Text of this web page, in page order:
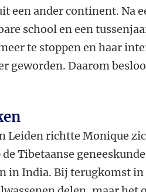
een ander continent. Na
school en een
te stoppen en haar
geworden. Daarom
Leiden richtte Monique
Tibetaanse
in India. Bij terugkomst in